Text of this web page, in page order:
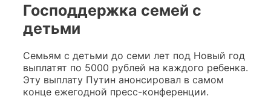
Господдержка семей с
детьми
Семьям с детьми до семи лет под Новый год
выплатят по 5000 рублей на каждого ребенка.
Эту выплату Путин анонсировал в самом
конце ежегодной пресс-конференции.